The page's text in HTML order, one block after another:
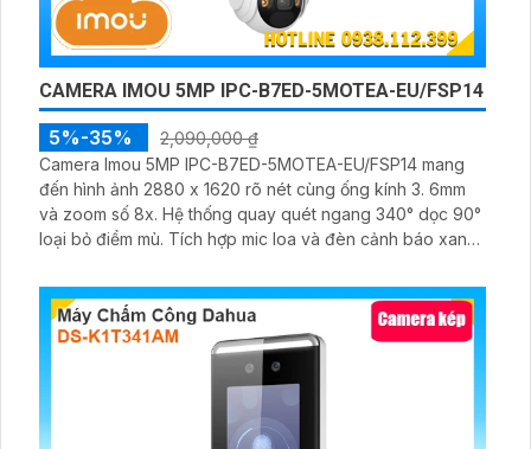
CAMERA IMOU 5MP IPC-B7ED-5MOTEA-EU/FSP14
5%-35%
2,090,000 ₫
Camera Imou 5MP IPC-B7ED-5MOTEA-EU/FSP14 mang
đến hình ảnh 2880 x 1620 rõ nét cùng ống kính 3. 6mm
và zoom số 8x. Hệ thống quay quét ngang 340° dọc 90°
loại bỏ điểm mù. Tích hợp mic loa và đèn cảnh báo xanh